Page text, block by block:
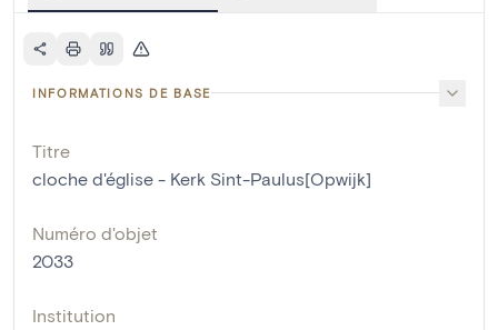
INFORMATIONS DE BASE
Titre
cloche d'église - Kerk Sint-Paulus[Opwijk]
Numéro d'objet
2033
Institution